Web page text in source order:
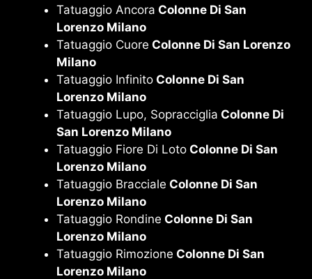
Tatuaggio Ancora Colonne Di San
Lorenzo Milano
Tatuaggio Cuore Colonne Di San Lorenzo
Milano
Tatuaggio Infinito Colonne Di San
Lorenzo Milano
Tatuaggio Lupo, Sopracciglia Colonne Di
San Lorenzo Milano
Tatuaggio Fiore Di Loto Colonne Di San
Lorenzo Milano
Tatuaggio Bracciale Colonne Di San
Lorenzo Milano
Tatuaggio Rondine Colonne Di San
Lorenzo Milano
Tatuaggio Rimozione Colonne Di San
Lorenzo Milano